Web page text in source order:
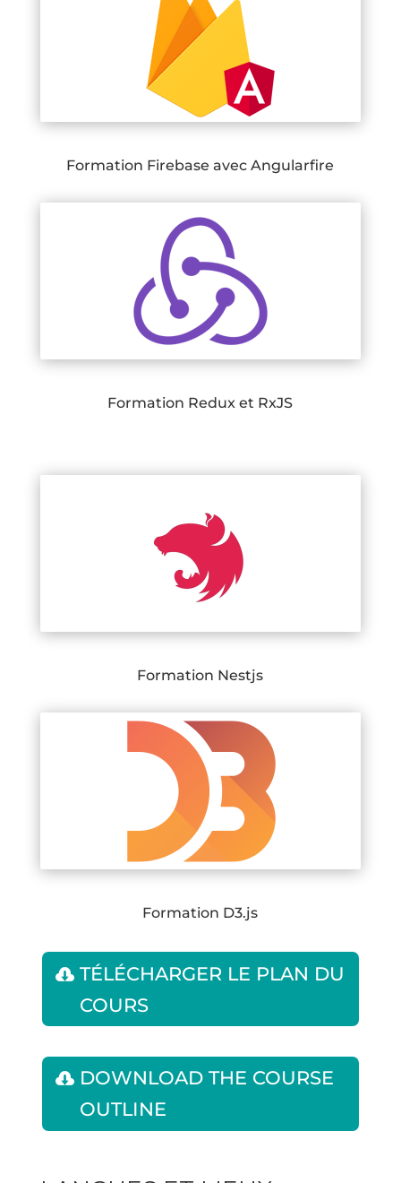
Formation Firebase avec Angularfire
Formation Redux et RxJS
Formation Nestjs
Formation D3.js
TÉLÉCHARGER LE PLAN DU
COURS
DOWNLOAD THE COURSE
OUTLINE